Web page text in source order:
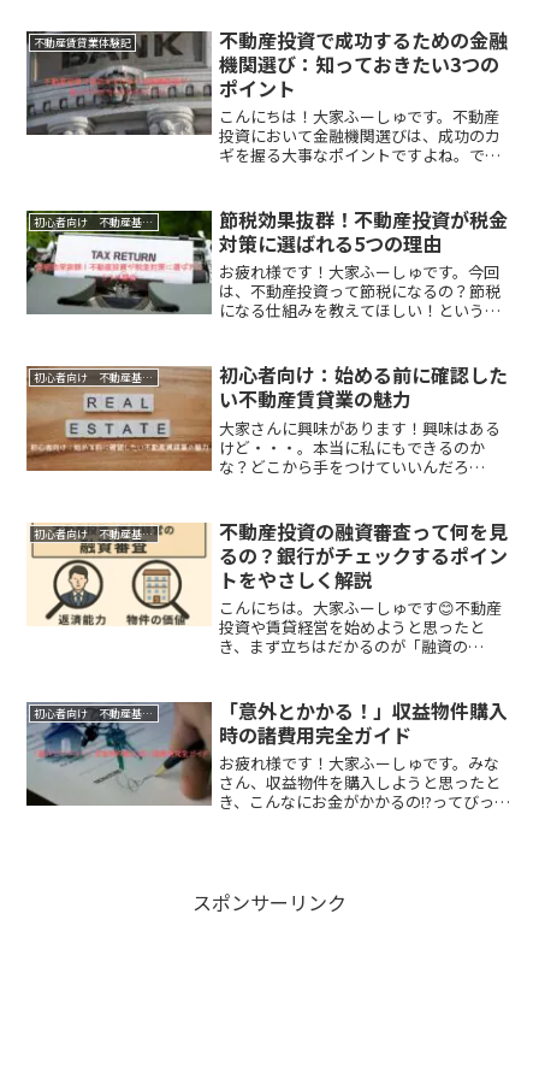
ンスを掴むためにはすぐに買い付けを入
れることが大事です。そう、...
不動産賃貸業体験記
不動産投資で成功するための金融
機関選び：知っておきたい3つの
ポイント
こんにちは！大家ふーしゅです。不動産
投資において金融機関選びは、成功のカ
ギを握る大事なポイントですよね。で
ってどんなところがあるの？金融機関に
行く前にどんな準備をしたら...
初心者向け 不動産基礎編
節税効果抜群！不動産投資が税金
対策に選ばれる5つの理由
お疲れ様です！大家ふーしゅです。今回
は、不動産投資って節税になるの？節税
になる仕組みを教えてほしい！という方
賢い節税対策としても大注目！なぜ不動
産投資が税金の節約につな...
初心者向け 不動産基礎編
初心者向け：始める前に確認した
い不動産賃貸業の魅力
大家さんに興味があります！興味はある
けど・・・。本当に私にもできるのか
な？どこから手をつけていいんだろ
て、実はとっても身近なんです。物件を
買って、人に貸す。そう、あなたも...
初心者向け 不動産基礎編
不動産投資の融資審査って何を見
るの？銀行がチェックするポイン
トをやさしく解説
こんにちは。大家ふーしゅです😊不動産
投資や賃貸経営を始めようと思ったと
き、まず立ちはだかるのが「融資の
そこで頼るのが銀行などの金融機関。で
も…審査って厳しいんでしょ？ど...
初心者向け 不動産基礎編
「意外とかかる！」収益物件購入
時の諸費用完全ガイド
お疲れ様です！大家ふーしゅです。みな
さん、収益物件を購入しようと思ったと
き、こんなにお金がかかるの!?ってびっく
スポンサーリンク